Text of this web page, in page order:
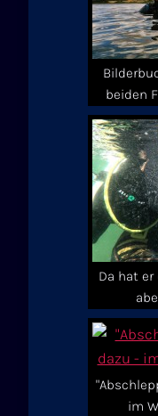
beiden
Da hat
im